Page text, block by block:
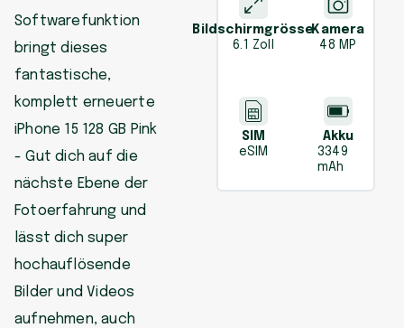
Softwarefunktion
bringt dieses
fantastische,
komplett erneuerte
iPhone 15 128 GB Pink
- Gut dich auf die
nächste Ebene der
Fotoerfahrung und
lässt dich super
hochauflösende
Bilder und Videos
aufnehmen, auch
Bildschirmgrösse
6.1 Zoll
Kamera
48 MP
SIM
eSIM
Akku
3349
mAh